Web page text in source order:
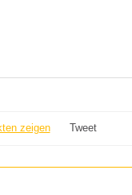
zeigen Tweet